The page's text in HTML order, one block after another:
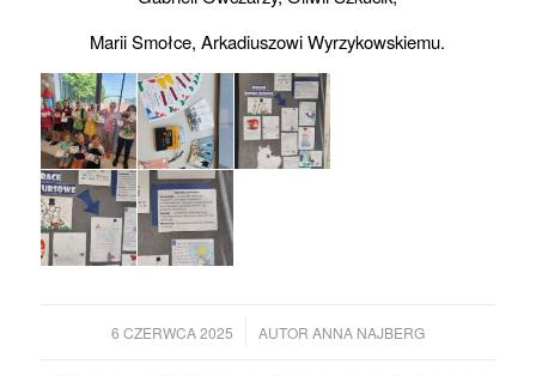
Marii Smołce, Arkadiuszowi Wyrzykowskiemu.
6 CZERWCA 2025
/ AUTOR ANNA NAJBERG